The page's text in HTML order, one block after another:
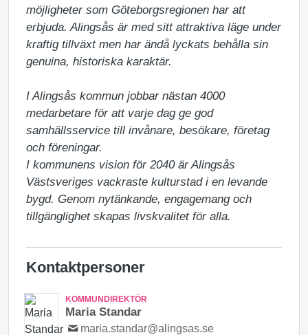
möjligheter som Göteborgsregionen har att
erbjuda. Alingsås är med sitt attraktiva läge under
kraftig tillväxt men har ändå lyckats behålla sin
genuina, historiska karaktär.
I Alingsås kommun jobbar nästan 4000
medarbetare för att varje dag ge god
samhällsservice till invånare, besökare, företag
och föreningar.
I kommunens vision för 2040 är Alingsås
Västsveriges vackraste kulturstad i en levande
bygd. Genom nytänkande, engagemang och
tillgänglighet skapas livskvalitet för alla.
Kontaktpersoner
KOMMUNDIREKTÖR
Maria Standar
maria.standar@alingsas.se